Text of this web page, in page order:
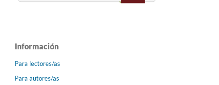
Información
Para lectores/as
Para autores/as